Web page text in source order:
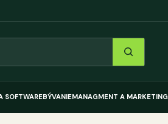
SOFTWAREBÝVANIEMANAGMENT A MARKETING